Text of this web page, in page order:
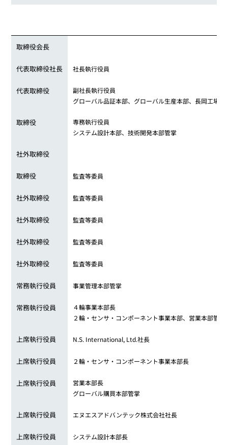
取締役会長
代表取締役社長 社長執行役員
代表取締役
副社長執行役員
グローバル品証本部、グローバル生産本部、長岡工場管
取締役
専務執行役員
システム設計本部、技術開発本部管掌
社外取締役
取締役 監査等委員
社外取締役 監査等委員
社外取締役 監査等委員
社外取締役 監査等委員
社外取締役 監査等委員
常務執行役員 事業管理本部管掌
常務執行役員
４輪事業本部長
２輪・センサ・コンポーネント事業本部、営業本部管掌
上席執行役員 N.S. International, Ltd.社長
上席執行役員 ２輪・センサ・コンポーネント事業本部長
上席執行役員
営業本部長
グローバル購買本部管掌
上席執行役員 エヌエスアドバンテック株式会社社長
上席執行役員 システム設計本部長